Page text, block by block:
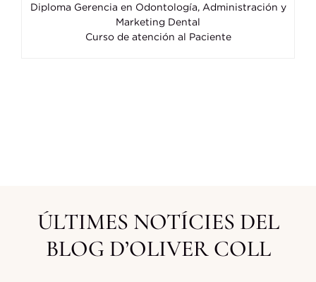
Diploma Gerencia en Odontología, Administración y
Marketing Dental
Curso de atención al Paciente
ÚLTIMES NOTÍCIES DEL
BLOG D’OLIVER COLL